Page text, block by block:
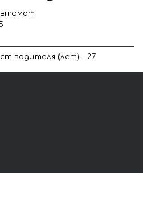
водителя (лет) – 27